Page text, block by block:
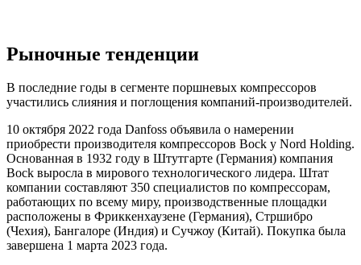
Рыночные тенденции
В последние годы в сегменте поршневых компрессоров
участились слияния и поглощения компаний-производителей.
10 октября 2022 года Danfoss объявила о намерении
приобрести производителя компрессоров Bock у Nord Holding.
Основанная в 1932 году в Штутгарте (Германия) компания
Bock выросла в мирового технологического лидера. Штат
компании составляют 350 специалистов по компрессорам,
работающих по всему миру, производственные площадки
расположены в Фриккенхаузене (Германия), Стршибро
(Чехия), Бангалоре (Индия) и Сучжоу (Китай). Покупка была
завершена 1 марта 2023 года.